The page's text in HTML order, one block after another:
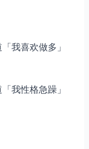
我喜欢做多」
我性格急躁」